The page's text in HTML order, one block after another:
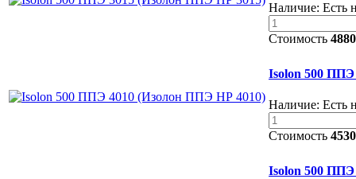
Наличие: Есть
Стоимость
Isolon 500
Наличие: Есть
Стоимость
Isolon 500